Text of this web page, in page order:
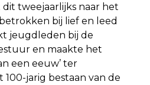
tweejaarlijks naar het
bij lief en leed
jeugdleden bij de
en maakte het
een eeuw’ ter
jarig bestaan van de